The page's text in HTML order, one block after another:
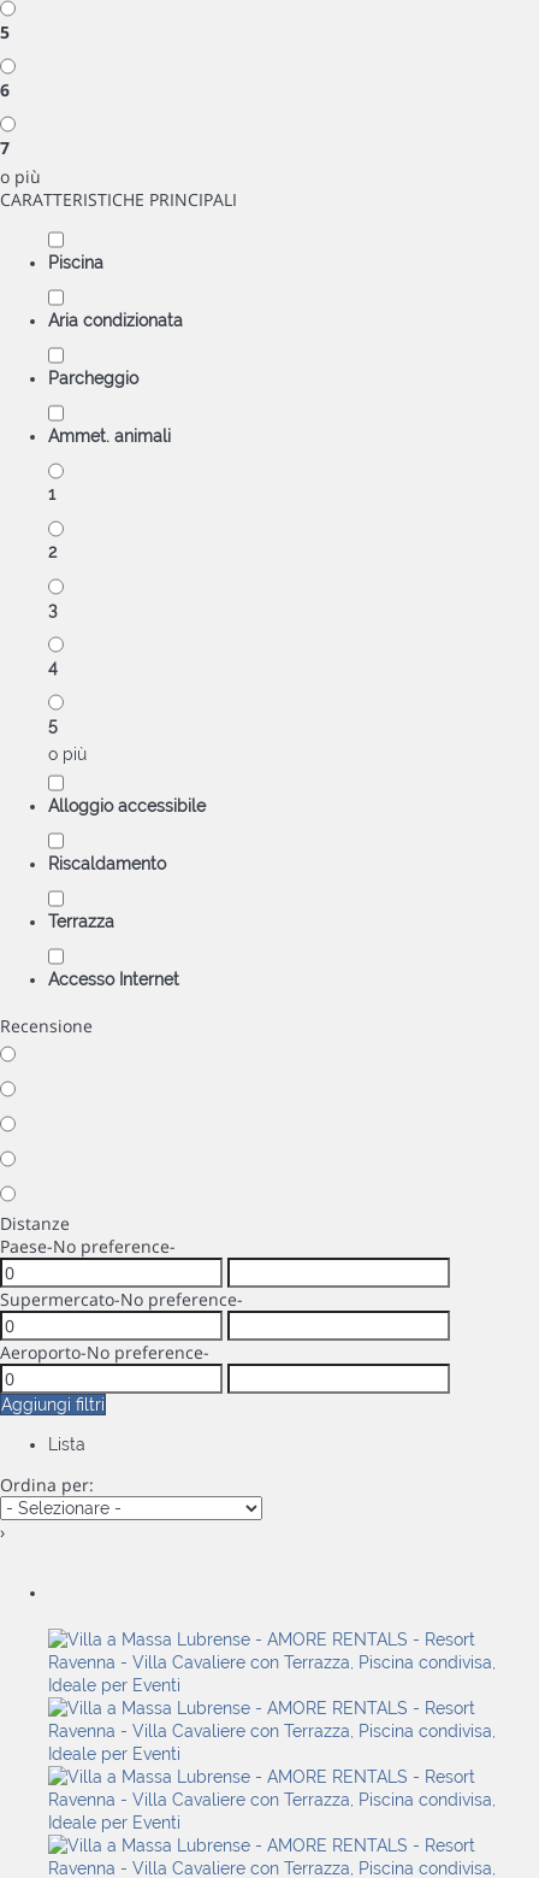
5
6
7
o più
CARATTERISTICHE PRINCIPALI
Piscina
Aria condizionata
Parcheggio
Ammet. animali
1
2
3
4
5
o più
Alloggio accessibile
Riscaldamento
Terrazza
Accesso Internet
Recensione
Distanze
Paese-No preference-
Supermercato-No preference-
Aeroporto-No preference-
Aggiungi filtri
Lista
Ordina per:
›